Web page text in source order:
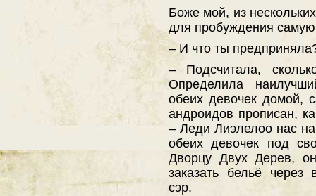
Боже мой, из
для пробуждения
– И что ты
– Подсчитала,
Определила
обеих девочек домой,
андроидов прописан,
– Леди Лиэлелоо нас
обеих девочек под
Дворцу Двух Дерев,
заказать бельё
сэр.